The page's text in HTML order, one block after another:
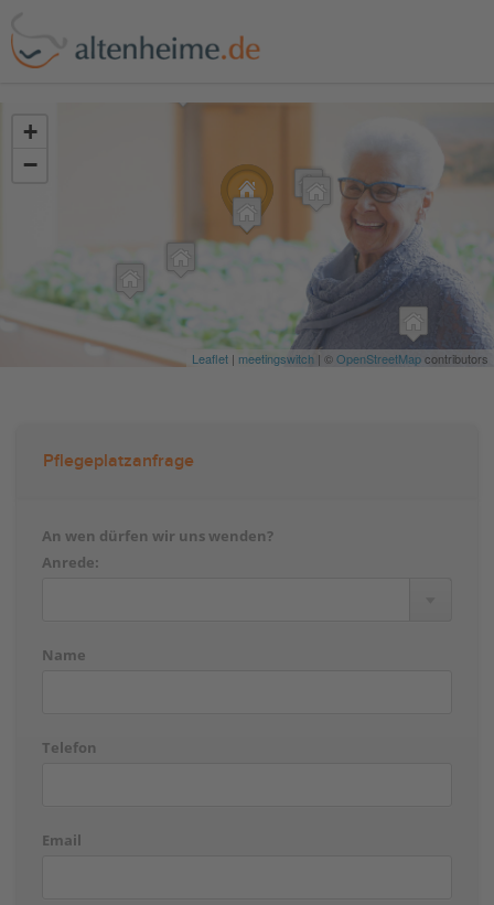
+
−
Leaflet | meetingswitch | ©OpenStreetMapcontributors
Pflegeplatzanfrage
An wen dürfen wir uns wenden?
Anrede:
Name
Telefon
Email